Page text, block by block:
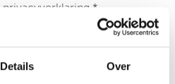
Details Over
privacyverklaring *